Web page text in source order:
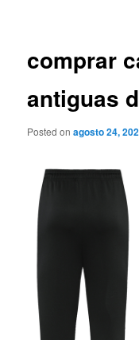
comprar
antiguas
Posted onagosto 24,